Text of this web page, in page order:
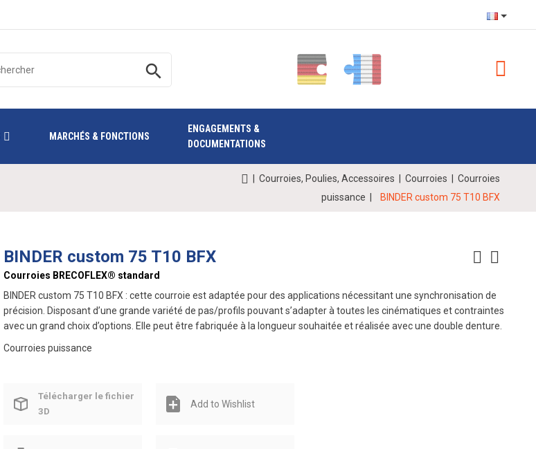
search
MARCHÉS & FONCTIONS
ENGAGEMENTS &
DOCUMENTATIONS
Courroies, Poulies, Accessoires Courroies
Courroies
puissance
BINDER custom 75 T10 BFX
BINDER custom 75 T10 BFX
Courroies BRECOFLEX® standard
BINDER custom 75 T10 BFX : cette courroie est adaptée pour des applications nécessitant une synchronisation de
précision. Disposant d’une grande variété de pas/profils pouvant s’adapter à toutes les cinématiques et contraintes
avec un grand choix d’options. Elle peut être fabriquée à la longueur souhaitée et réalisée avec une double denture.
Courroies puissance
Télécharger le fichier
3D
Add to Wishlist